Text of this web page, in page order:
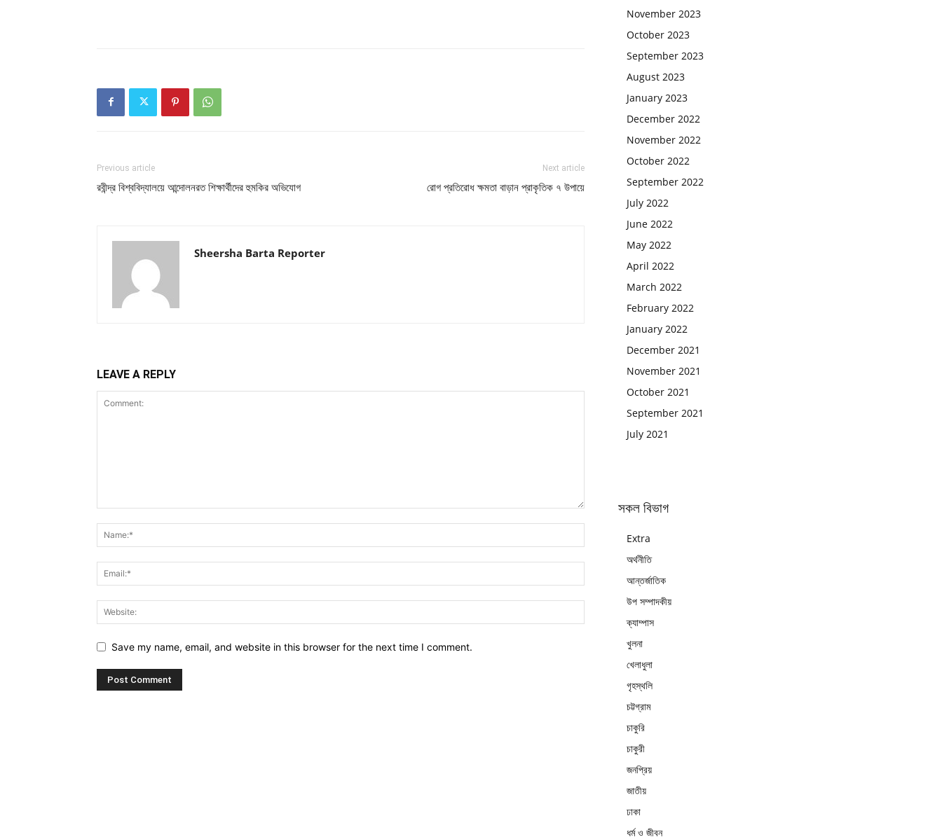
Previous article
রবীন্দ্র বিশ্ববিদ্যালয়ে আন্দোলনরত শিক্ষার্থীদের হুমকির অভিযোগ
Next article
রোগ প্রতিরোধ ক্ষমতা বাড়ান প্রাকৃতিক ৭ উপায়ে
Sheersha Barta Reporter
LEAVE A REPLY
Save my name, email, and website in this browser for the next time I comment.
November 2023
October 2023
September 2023
August 2023
January 2023
December 2022
November 2022
October 2022
September 2022
July 2022
June 2022
May 2022
April 2022
March 2022
February 2022
January 2022
December 2021
November 2021
October 2021
September 2021
July 2021
সকল বিভাগ
Extra
অর্থনীতি
আন্তর্জাতিক
উপ সম্পাদকীয়
ক্যাম্পাস
খুলনা
খেলাধুলা
গৃহস্থলি
চট্টগ্রাম
চাকুরি
চাকুরী
জনপ্রিয়
জাতীয়
ঢাকা
ধর্ম ও জীবন